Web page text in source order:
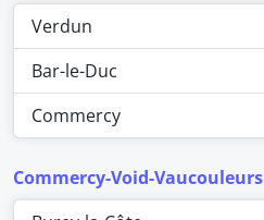
Verdun
Bar-le-Duc
Commercy
Commercy-Void-Vaucouleurs